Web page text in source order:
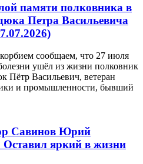
памяти полковника в
Петра Васильевича
сообщаем, что 27 июля
ушёл из жизни полковник
Пётр Васильевич, ветеран
и промышленности, бывший
Савинов Юрий
яркий в жизни